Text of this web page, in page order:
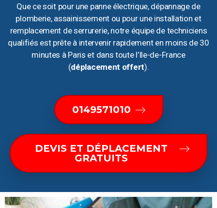
Que ce soit pour une panne électrique, dépannage de
plomberie, assainissement ou pour une installation et
remplacement de serrurerie, notre équipe de techniciens
qualifiés est prête à intervenir rapidement en moins de 30
minutes à Paris et dans toute l’Ile-de-France
(déplacement offert).
0149571010
DEVIS ET DÉPLACEMENT
GRATUITS